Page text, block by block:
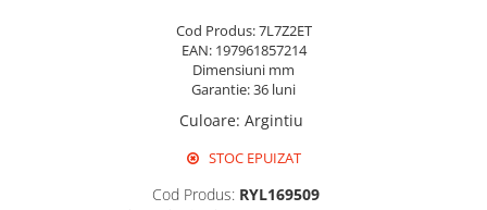
Markere pe baza de vopsea
Markere pentru whiteboard si
Cod Produs: 7L7Z2ET
EAN: 197961857214
Dimensiuni mm
Garantie: 36 luni
Culoare: Argintiu
STOC EPUIZAT
Cod Produs: RYL169509